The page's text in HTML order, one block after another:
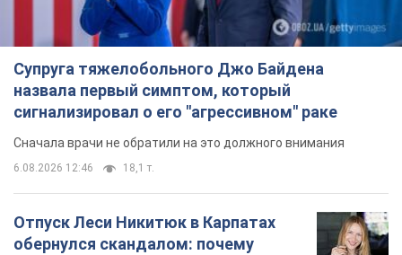
Супруга тяжелобольного Джо Байдена
назвала первый симптом, который
сигнализировал о его "агрессивном" раке
Сначала врачи не обратили на это должного внимания
6.08.2026 12:46 18,1 т.
Отпуск Леси Никитюк в Карпатах
обернулся скандалом: почему